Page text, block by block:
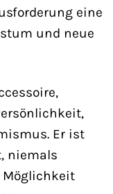
eine
und neue
Er ist
niemals